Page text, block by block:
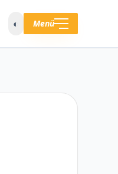
◐ Menü